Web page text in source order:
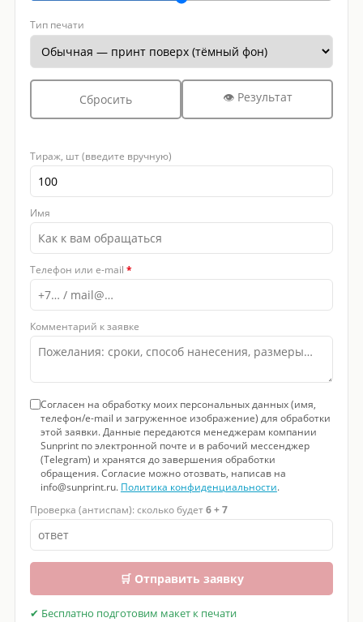
Тип печати
Сбросить 👁 Результат
Тираж, шт (введите вручную)
Имя
Телефон или e-mail *
Комментарий к заявке
Согласен на обработку моих персональных данных (имя,
телефон/e-mail и загруженное изображение) для обработки
этой заявки. Данные передаются менеджерам компании
Sunprint по электронной почте и в рабочий мессенджер
(Telegram) и хранятся до завершения обработки
обращения. Согласие можно отозвать, написав на
info@sunprint.ru. Политика конфиденциальности.
Проверка (антиспам): сколько будет6 + 7
🛒 Отправить заявку
✔ Бесплатно подготовим макет к печати